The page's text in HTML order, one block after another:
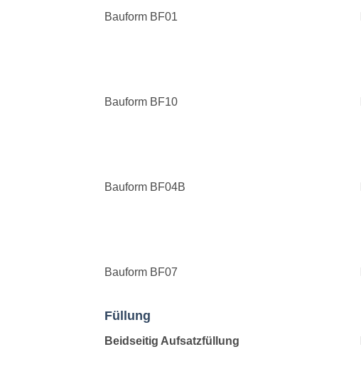
Bauform BF01
Bauform BF10
Bauform BF04B
Bauform BF07
Füllung
Beidseitig Aufsatzfüllung